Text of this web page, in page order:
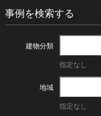
事例を検索する
建物分類
指定なし
地域
指定なし